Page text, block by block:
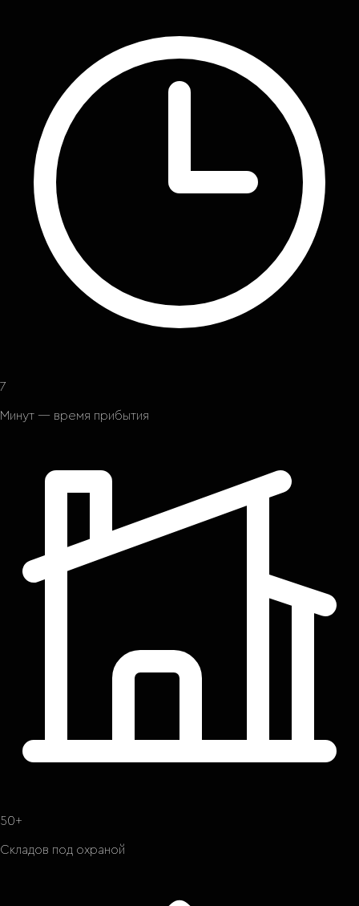
7
Минут — время прибытия
50+
Складов под охраной